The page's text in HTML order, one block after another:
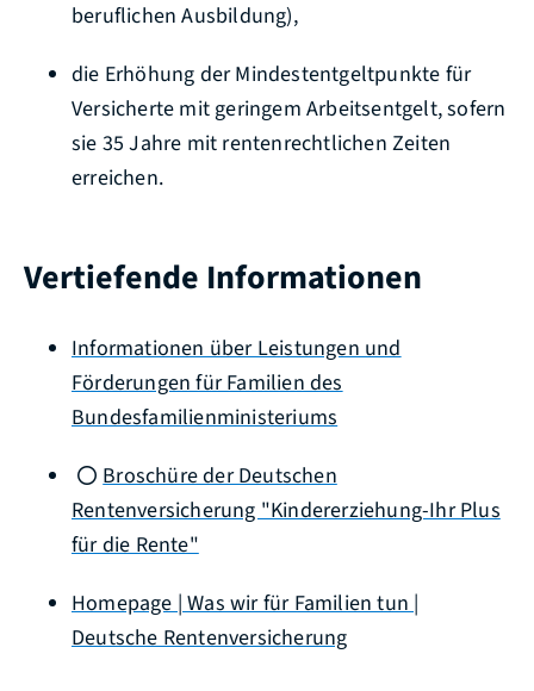
beruflichen Ausbildung),
die Erhöhung der Mindestentgeltpunkte für
Versicherte mit geringem Arbeitsentgelt, sofern
sie 35 Jahre mit rentenrechtlichen Zeiten
erreichen.
Vertiefende Informationen
Informationen über Leistungen und
Förderungen für Familien des
Bundesfamilienministeriums
Broschüre der Deutschen
Rentenversicherung "Kindererziehung-Ihr Plus
für die Rente"
Homepage | Was wir für Familien tun |
Deutsche Rentenversicherung